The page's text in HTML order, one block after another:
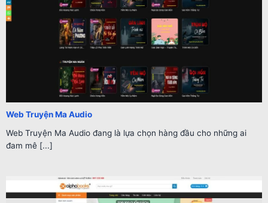
Web Truyện Ma Audio
Web Truyện Ma Audio đang là lựa chọn hàng đầu cho những ai
đam mê [...]